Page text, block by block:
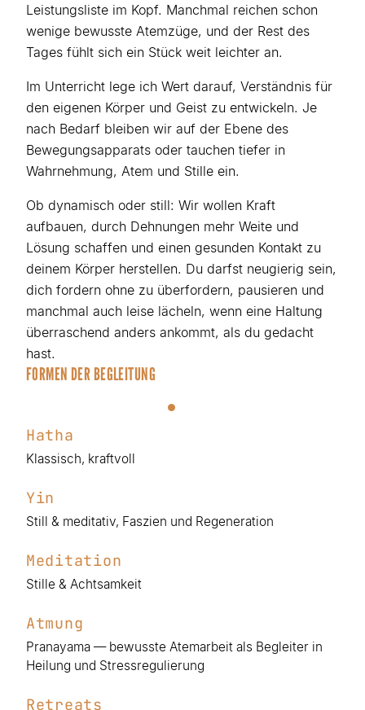
Leistungsliste im Kopf. Manchmal reichen schon
wenige bewusste Atemzüge, und der Rest des
Tages fühlt sich ein Stück weit leichter an.
Im Unterricht lege ich Wert darauf, Verständnis für
den eigenen Körper und Geist zu entwickeln. Je
nach Bedarf bleiben wir auf der Ebene des
Bewegungsapparats oder tauchen tiefer in
Wahrnehmung, Atem und Stille ein.
Ob dynamisch oder still: Wir wollen Kraft
aufbauen, durch Dehnungen mehr Weite und
Lösung schaffen und einen gesunden Kontakt zu
deinem Körper herstellen. Du darfst neugierig sein,
dich fordern ohne zu überfordern, pausieren und
manchmal auch leise lächeln, wenn eine Haltung
überraschend anders ankommt, als du gedacht
hast.
FORMEN DER BEGLEITUNG
Hatha
Klassisch, kraftvoll
Yin
Still & meditativ, Faszien und Regeneration
Meditation
Stille & Achtsamkeit
Atmung
Pranayama — bewusste Atemarbeit als Begleiter in
Heilung und Stressregulierung
Retreats